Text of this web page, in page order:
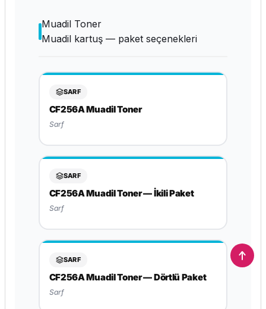
Muadil Toner
Muadil kartuş — paket seçenekleri
SARF
CF256A Muadil Toner
Sarf
SARF
CF256A Muadil Toner — İkili Paket
Sarf
SARF
CF256A Muadil Toner — Dörtlü Paket
Sarf